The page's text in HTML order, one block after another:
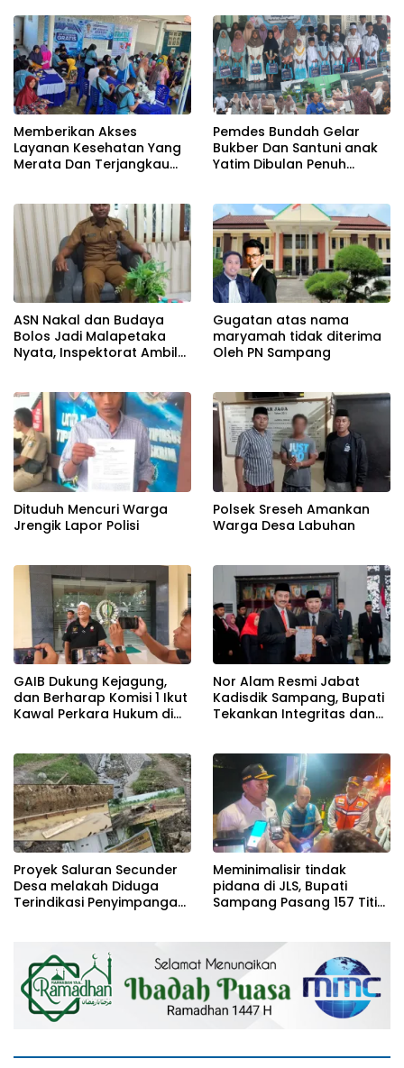
Memberikan Akses
Layanan Kesehatan Yang
Merata Dan Terjangkau
Kesehatan Gratis
Pemdes Bundah Gelar
Bukber Dan Santuni anak
Yatim Dibulan Penuh
ASN Nakal dan Budaya
Bolos Jadi Malapetaka
Nyata, Inspektorat Ambil
Gugatan atas nama
maryamah tidak diterima
Oleh PN Sampang
Dituduh Mencuri Warga
Jrengik Lapor Polisi
Polsek Sreseh Amankan
Warga Desa Labuhan
GAIB Dukung Kejagung,
dan Berharap Komisi 1 Ikut
Kawal Perkara Hukum di
Nor Alam Resmi Jabat
Kadisdik Sampang, Bupati
Tekankan Integritas dan
Proyek Saluran Secunder
Desa melakah Diduga
Terindikasi Penyimpangan
Meminimalisir tindak
pidana di JLS, Bupati
Sampang Pasang 157 Titik